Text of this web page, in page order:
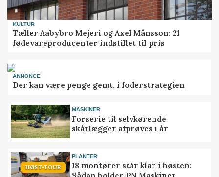
KULTUR
Tæller Aabybro Mejeri og Axel Månsson: 21
fødevareproducenter indstillet til pris
ANNONCE
Der kan være penge gemt, i foderstrategien
MASKINER
Forserie til selvkørende
skårlægger afprøves i år
HØST-TOUR
PLANTER
18 montører står klar i høsten:
Sådan holder PN Maskiner